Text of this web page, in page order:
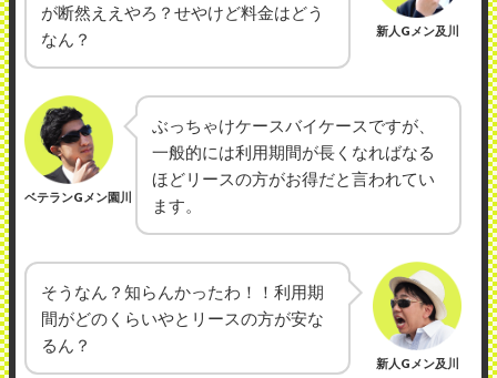
が断然ええやろ？せやけど料金はどう
なん？
新人Gメン及川
ベテランGメン園川
ぶっちゃけケースバイケースですが、
一般的には利用期間が長くなればなる
ほどリースの方がお得だと言われてい
ます。
そうなん？知らんかったわ！！利用期
間がどのくらいやとリースの方が安な
るん？
新人Gメン及川